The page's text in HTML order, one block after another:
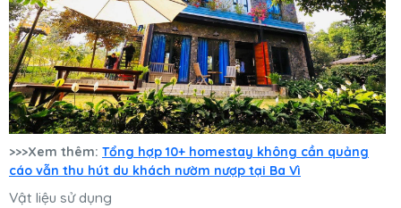
>>>Xem thêm: Tổng hợp 10+ homestay không cần quảng
cáo vẫn thu hút du khách nườm nượp tại Ba Vì
Vật liệu sử dụng